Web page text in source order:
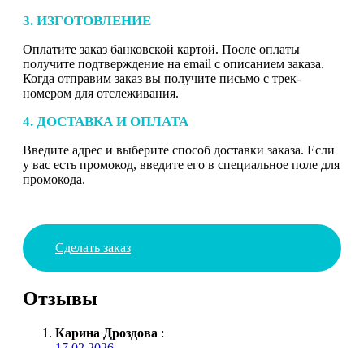
3. ИЗГОТОВЛЕНИЕ
Оплатите заказ банковской картой. После оплаты
получите подтверждение на email с описанием заказа.
Когда отправим заказ вы получите письмо с трек-
номером для отслеживания.
4. ДОСТАВКА И ОПЛАТА
Введите адрес и выберите способ доставки заказа. Если
у вас есть промокод, введите его в специальное поле для
промокода.
Сделать заказ
Отзывы
Карина Дроздова :